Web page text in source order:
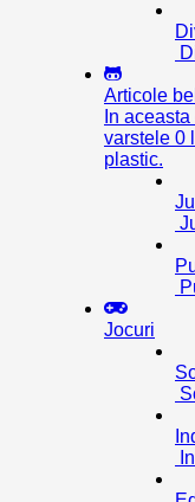
Articole
In
varstele 0
plastic.
Jocuri